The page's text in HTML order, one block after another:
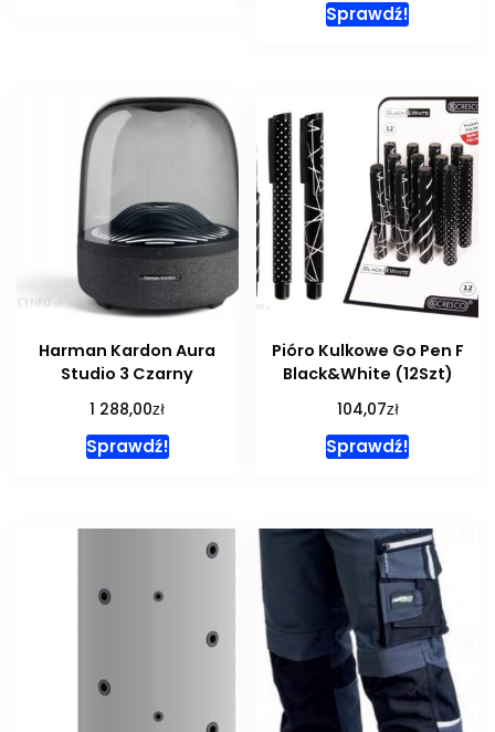
Sprawdź!
Harman Kardon Aura
Studio 3 Czarny
1 288,00zł
Sprawdź!
Pióro Kulkowe Go Pen F
Black&White (12Szt)
104,07zł
Sprawdź!